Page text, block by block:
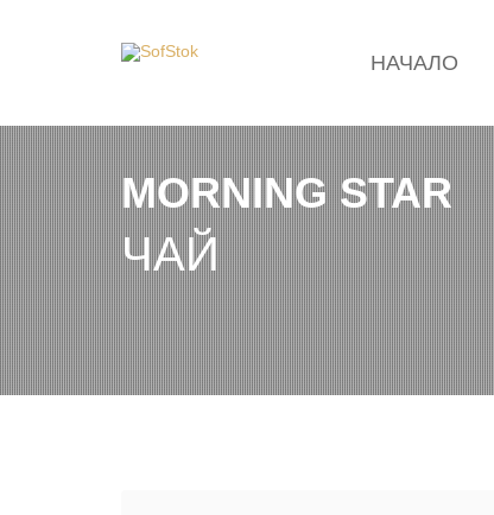
НАЧАЛО
ЧАЙ
MORNING STAR